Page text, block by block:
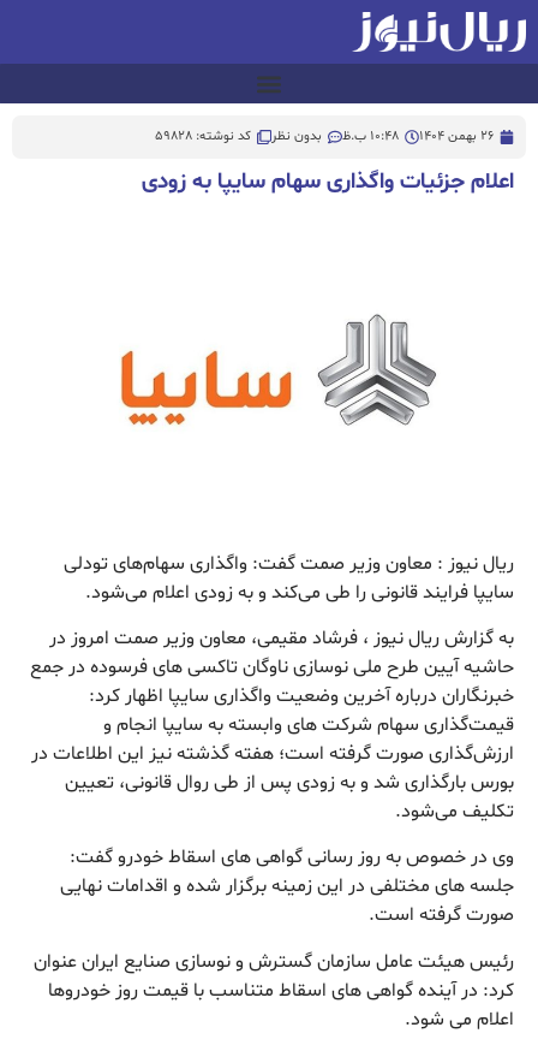
26 بهمن 1404 10:48 ب.ظ بدون نظر کد نوشته: 59828
اعلام جزئیات واگذاری سهام سایپا به زودی
ریال نیوز : معاون وزیر صمت گفت: واگذاری سهام‌های تودلی
سایپا فرایند قانونی را طی می‌کند و به زودی اعلام می‌شود.
به گزارش ریال نیوز ، فرشاد مقیمی، معاون وزیر صمت امروز در
حاشیه آیین طرح ملی نوسازی ناوگان تاکسی های فرسوده در جمع
خبرنگاران درباره آخرین وضعیت واگذاری سایپا اظهار کرد:
قیمت‌گذاری سهام شرکت های وابسته به سایپا انجام و
ارزش‌گذاری صورت گرفته است؛ هفته گذشته نیز این اطلاعات در
بورس بارگذاری شد و به زودی پس از طی روال قانونی، تعیین
تکلیف می‌شود.
وی در خصوص به روز رسانی گواهی های اسقاط خودرو گفت:
جلسه های مختلفی در این زمینه برگزار شده و اقدامات نهایی
صورت گرفته است.
رئیس هیئت عامل سازمان گسترش و نوسازی صنایع ایران عنوان
کرد: در آینده گواهی های اسقاط متناسب با قیمت روز خودروها
اعلام می شود.